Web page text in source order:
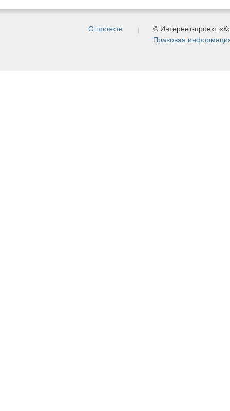
О проекте
© Интернет-проект
Правовая